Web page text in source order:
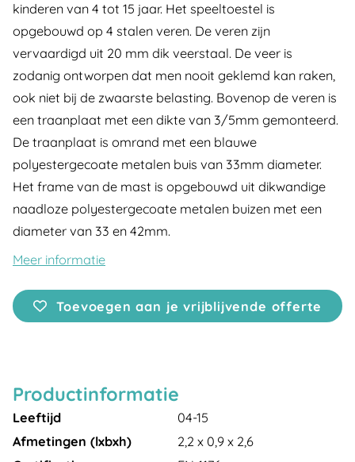
kinderen van 4 tot 15 jaar. Het speeltoestel is
opgebouwd op 4 stalen veren. De veren zijn
vervaardigd uit 20 mm dik veerstaal. De veer is
zodanig ontworpen dat men nooit geklemd kan raken,
ook niet bij de zwaarste belasting. Bovenop de veren is
een traanplaat met een dikte van 3/5mm gemonteerd.
De traanplaat is omrand met een blauwe
polyestergecoate metalen buis van 33mm diameter.
Het frame van de mast is opgebouwd uit dikwandige
naadloze polyestergecoate metalen buizen met een
diameter van 33 en 42mm.
Meer informatie
Toevoegen aan je vrijblijvende offerte
Productinformatie
Leeftijd
04-15
Afmetingen (lxbxh)
2,2 x 0,9 x 2,6